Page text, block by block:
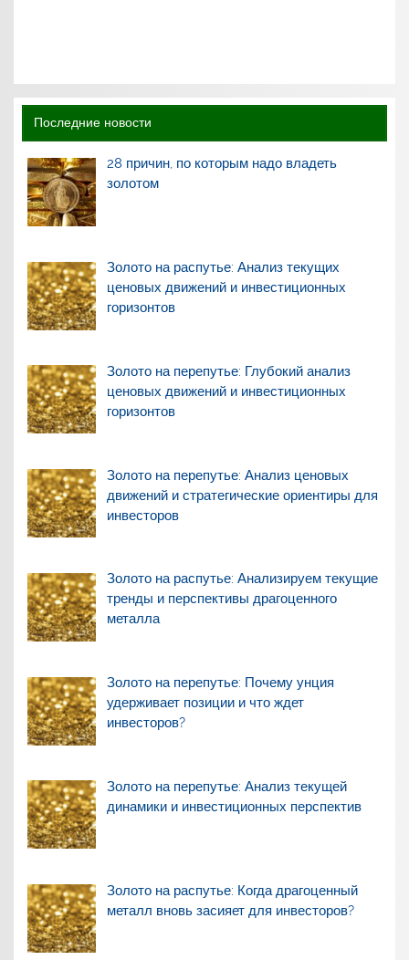
Последние новости
28 причин, по которым надо владеть
золотом
Золото на распутье: Анализ текущих
ценовых движений и инвестиционных
горизонтов
Золото на перепутье: Глубокий анализ
ценовых движений и инвестиционных
горизонтов
Золото на перепутье: Анализ ценовых
движений и стратегические ориентиры для
инвесторов
Золото на распутье: Анализируем текущие
тренды и перспективы драгоценного
металла
Золото на перепутье: Почему унция
удерживает позиции и что ждет
инвесторов?
Золото на перепутье: Анализ текущей
динамики и инвестиционных перспектив
Золото на распутье: Когда драгоценный
металл вновь засияет для инвесторов?